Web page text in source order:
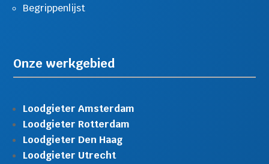
Begrippenlijst
Onze werkgebied
Loodgieter Amsterdam
Loodgieter Rotterdam
Loodgieter Den Haag
Loodgieter Utrecht